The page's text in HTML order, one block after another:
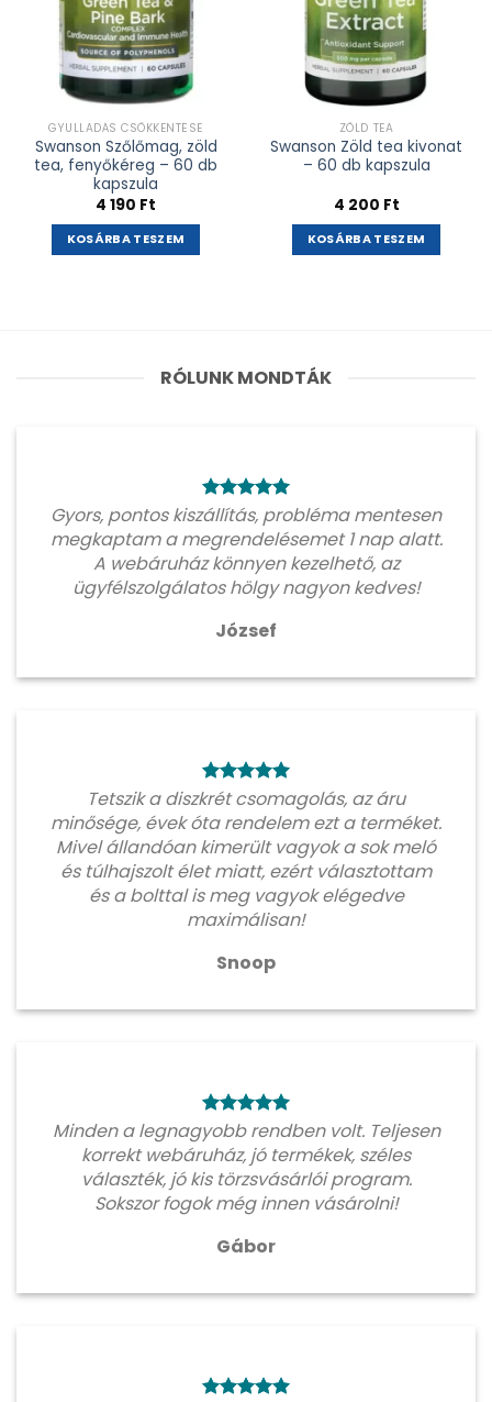
GYULLADÁS CSÖKKENTÉSE
Swanson Szőlőmag, zöld
tea, fenyőkéreg – 60 db
kapszula
4 190 Ft
KOSÁRBA TESZEM
ZÖLD TEA
Swanson Zöld tea kivonat
– 60 db kapszula
4 200 Ft
KOSÁRBA TESZEM
RÓLUNK MONDTÁK
Gyors, pontos kiszállítás, probléma mentesen
megkaptam a megrendelésemet 1 nap alatt.
A webáruház könnyen kezelhető, az
ügyfélszolgálatos hölgy nagyon kedves!
József
Tetszik a diszkrét csomagolás, az áru
minősége, évek óta rendelem ezt a terméket.
Mivel állandóan kimerült vagyok a sok meló
és túlhajszolt élet miatt, ezért választottam
és a bolttal is meg vagyok elégedve
maximálisan!
Snoop
Minden a legnagyobb rendben volt. Teljesen
korrekt webáruház, jó termékek, széles
választék, jó kis törzsvásárlói program.
Sokszor fogok még innen vásárolni!
Gábor